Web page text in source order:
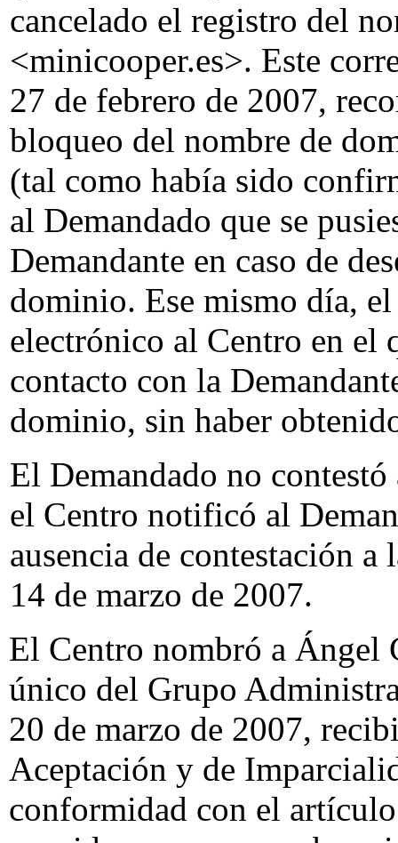
cancelado el registro del
<minicooper.es>. Este
27 de febrero de 2007,
bloqueo del nombre de
(tal como había sido
al Demandado que se
Demandante en caso de
dominio. Ese mismo día,
electrónico al Centro en el
contacto con la
dominio, sin haber
El Demandado no
el Centro notificó al
ausencia de contestación a
14 de marzo de 2007.
El Centro nombró a Ángel
único del Grupo
20 de marzo de 2007,
Aceptación y de
conformidad con el